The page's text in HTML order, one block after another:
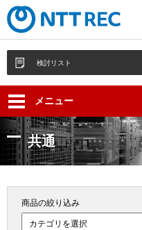
検討リスト
メニュー
共通
商品の絞り込み